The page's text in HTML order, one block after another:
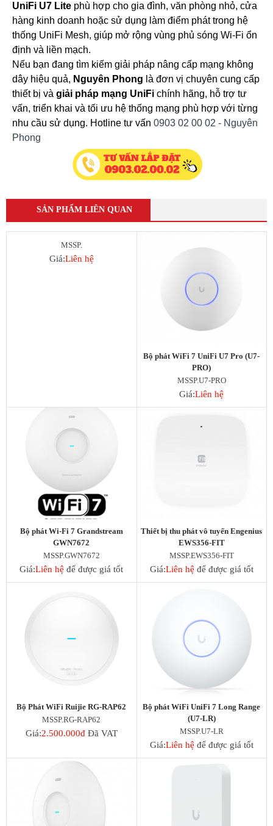
UniFi U7 Lite phù hợp cho gia đình, văn phòng nhỏ, cửa
hàng kinh doanh hoặc sử dụng làm điểm phát trong hệ
thống UniFi Mesh, giúp mở rộng vùng phủ sóng Wi-Fi ổn
định và liền mạch.
Nếu bạn đang tìm kiếm giải pháp nâng cấp mạng không
dây hiệu quả, Nguyên Phong là đơn vị chuyên cung cấp
thiết bị và giải pháp mạng UniFi chính hãng, hỗ trợ tư
vấn, triển khai và tối ưu hệ thống mạng phù hợp với từng
nhu cầu sử dụng. Hotline tư vấn 0903 02 00 02 - Nguyên
Phong
SẢN PHẨM LIÊN QUAN
MSSP.
Giá:Liên hệ
Bộ phát WiFi 7 UniFi U7 Pro (U7-
PRO)
MSSP.U7-PRO
Giá:Liên hệ
Bộ phát Wi-Fi 7 Grandstream
GWN7672
MSSP.GWN7672
Giá:Liên hệ để được giá tốt
Thiết bị thu phát vô tuyến Engenius
EWS356-FIT
MSSP.EWS356-FIT
Giá:Liên hệ để được giá tốt
Bộ Phát WiFi Ruijie RG-RAP62
MSSP.RG-RAP62
Giá:2.500.000đĐã VAT
Bộ phát WiFi UniFi 7 Long Range
(U7-LR)
MSSP.U7-LR
Giá:Liên hệ để được giá tốt